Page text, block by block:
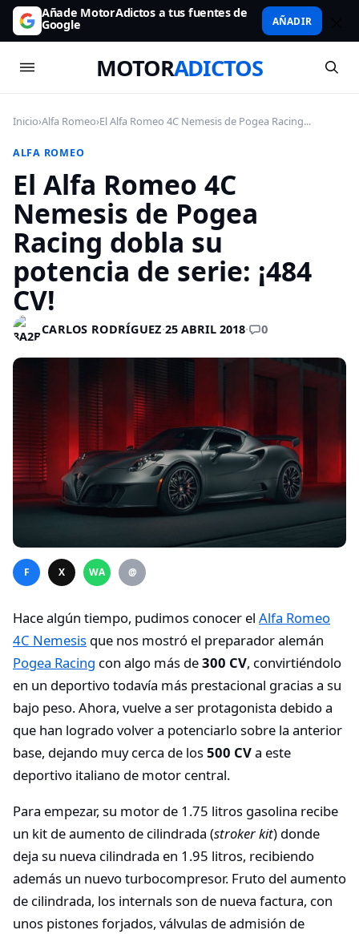
Añade MotorAdictos a tus fuentes de
Google AÑADIR
MOTORADICTOS
Inicio›Alfa Romeo›El Alfa Romeo 4C Nemesis de Pogea Racing...
ALFA ROMEO
El Alfa Romeo 4C
Nemesis de Pogea
Racing dobla su
potencia de serie: ¡484
CV!
CARLOS RODRÍGUEZ·25 ABRIL 2018· 0
F X WA @
Hace algún tiempo, pudimos conocer el Alfa Romeo
4C Nemesis que nos mostró el preparador alemán
Pogea Racing con algo más de300 CV, convirtiéndolo
en un deportivo todavía más prestacional gracias a su
bajo peso. Ahora, vuelve a ser protagonista debido a
que han logrado volver a potenciarlo sobre la anterior
base, dejando muy cerca de los500 CVa este
deportivo italiano de motor central.
Para empezar, su motor de 1.75 litros gasolina recibe
un kit de aumento de cilindrada (stroker kit) donde
deja su nueva cilindrada en 1.95 litros, recibiendo
además un nuevo turbocompresor. Fruto del aumento
de cilindrada, los internals son de nueva factura, con
unos pistones forjados, válvulas de admisión de